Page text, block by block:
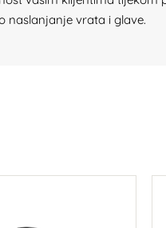
naslanjanje vrata i glave.